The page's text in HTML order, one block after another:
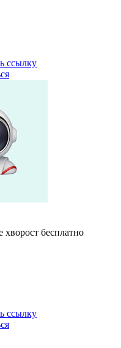
ссылку
хворост бесплатно
ссылку